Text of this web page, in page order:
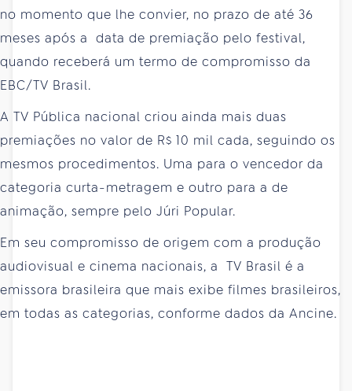
no momento que lhe convier, no prazo de até 36
meses após a data de premiação pelo festival,
quando receberá um termo de compromisso da
EBC/TV Brasil.
A TV Pública nacional criou ainda mais duas
premiações no valor de R$ 10 mil cada, seguindo os
mesmos procedimentos. Uma para o vencedor da
categoria curta-metragem e outro para a de
animação, sempre pelo Júri Popular.
Em seu compromisso de origem com a produção
audiovisual e cinema nacionais, a TV Brasil é a
emissora brasileira que mais exibe filmes brasileiros,
em todas as categorias, conforme dados da Ancine.